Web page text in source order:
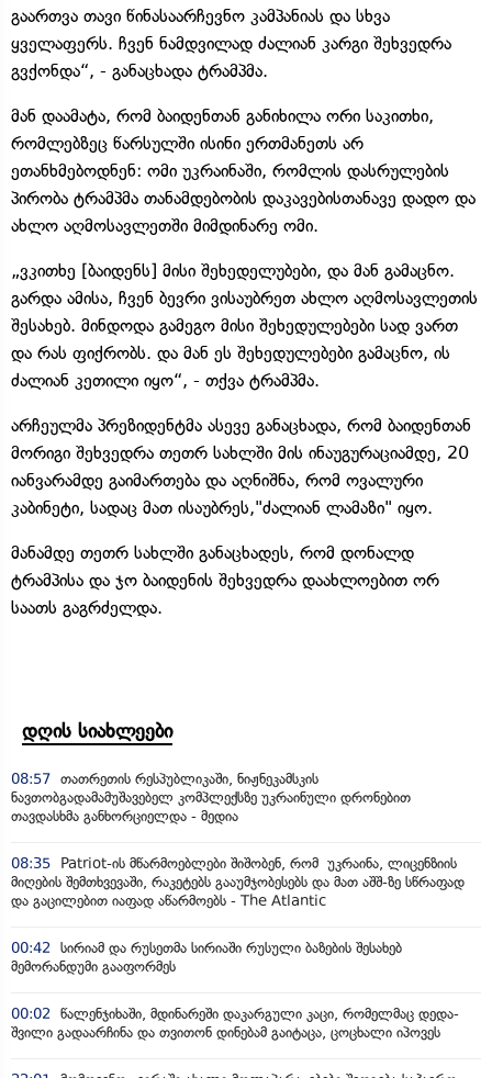
გაართვა თავი წინასაარჩევნო კამპანიას და სხვა
ყველაფერს. ჩვენ ნამდვილად ძალიან კარგი შეხვედრა
გვქონდა“, - განაცხადა ტრამპმა.
მან დაამატა, რომ ბაიდენთან განიხილა ორი საკითხი,
რომლებზეც წარსულში ისინი ერთმანეთს არ
ეთანხმებოდნენ: ომი უკრაინაში, რომლის დასრულების
პირობა ტრამპმა თანამდებობის დაკავებისთანავე დადო და
ახლო აღმოსავლეთში მიმდინარე ომი.
„ვკითხე [ბაიდენს] მისი შეხედელუბები, და მან გამაცნო.
გარდა ამისა, ჩვენ ბევრი ვისაუბრეთ ახლო აღმოსავლეთის
შესახებ. მინდოდა გამეგო მისი შეხედულებები სად ვართ
და რას ფიქრობს. და მან ეს შეხედულებები გამაცნო, ის
ძალიან კეთილი იყო“, - თქვა ტრამპმა.
არჩეულმა პრეზიდენტმა ასევე განაცხადა, რომ ბაიდენთან
მორიგი შეხვედრა თეთრ სახლში მის ინაუგურაციამდე, 20
იანვარამდე გაიმართება და აღნიშნა, რომ ოვალური
კაბინეტი, სადაც მათ ისაუბრეს,"ძალიან ლამაზი" იყო.
მანამდე თეთრ სახლში განაცხადეს, რომ დონალდ
ტრამპისა და ჯო ბაიდენის შეხვედრა დაახლოებით ორ
საათს გაგრძელდა.
დღის სიახლეები
08:57 თათრეთის რესპუბლიკაში, ნიჟნეკამსკის
ნავთობგადამამუშავებელ კომპლექსზე უკრაინული დრონებით
თავდასხმა განხორციელდა - მედია
08:35
Patriot-ის მწარმოებლები შიშობენ, რომ უკრაინა, ლიცენზიის
მიღების შემთხვევაში, რაკეტებს გააუმჯობესებს და მათ აშშ-ზე სწრაფად
და გაცილებით იაფად აწარმოებს - The Atlantic
00:42
სირიამ და რუსეთმა სირიაში რუსული ბაზების შესახებ
მემორანდუმი გააფორმეს
00:02
წალენჯიხაში, მდინარეში დაკარგული კაცი, რომელმაც დედა-
შვილი გადაარჩინა და თვითონ დინებამ გაიტაცა, ცოცხალი იპოვეს